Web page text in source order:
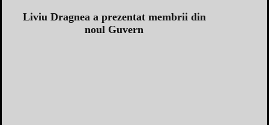
Liviu Dragnea a prezentat membrii din
noul Guvern